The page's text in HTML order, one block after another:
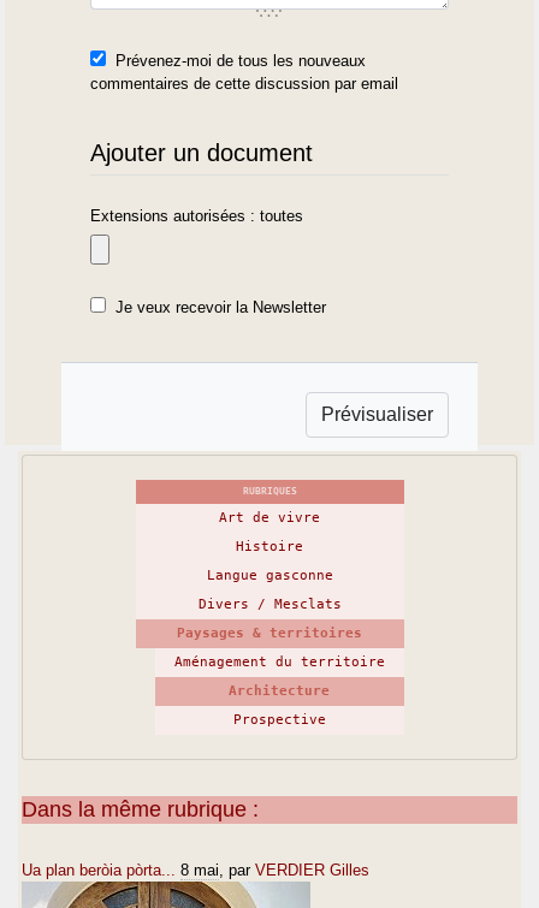
Prévenez-moi de tous les nouveaux
commentaires de cette discussion par email
Ajouter un document
Extensions autorisées : toutes
Je veux recevoir la Newsletter
RUBRIQUES
Art de vivre
Histoire
Langue gasconne
Divers / Mesclats
Paysages & territoires
Aménagement du territoire
Architecture
Prospective
Dans la même rubrique :
Ua plan beròia pòrta... 8 mai , par VERDIER Gilles